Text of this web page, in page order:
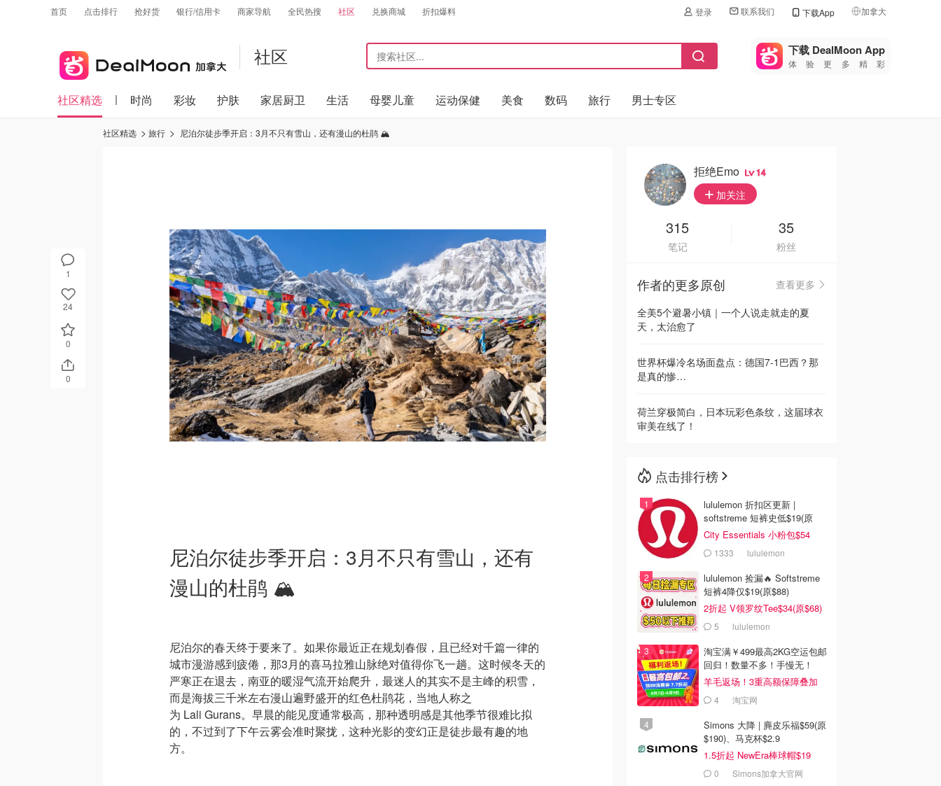
首页 点击排行 抢好货 银行/信用卡 商家导航 全民热搜 社区 兑换商城 折扣爆料 登录 联系我们 下载App 加拿大
🇺🇸
美国
🇨🇳中国
🇮🇹
🇦🇺
🇳🇿新西兰
社区 下载 DealMoon App
体验更多精彩
社区精选 时尚 彩妆 护肤 家居厨卫 生活 母婴儿童 运动保健 美食 数码 旅行 男士专区
1
24
0
0
社区精选 旅行 尼泊尔徒步季开启：3月不只有雪山，还有漫山的杜鹃 🏔️
尼泊尔徒步季开启：3月不只有雪山，还有
漫山的杜鹃 🏔️
尼泊尔的春天终于要来了。如果你最近正在规划春假，且已经对千篇一律的
城市漫游感到疲倦，那3月的喜马拉雅山脉绝对值得你飞一趟。这时候冬天的
严寒正在退去，南亚的暖湿气流开始爬升，最迷人的其实不是主峰的积雪，
而是海拔三千米左右漫山遍野盛开的红色杜鹃花，当地人称之
为 Lali Gurans。早晨的能见度通常极高，那种透明感是其他季节很难比拟
的，不过到了下午云雾会准时聚拢，这种光影的变幻正是徒步最有趣的地
方。
拒绝emo 14
加关注
315
笔记
35
粉丝
作者的更多原创
查看更多
全美5个避暑小镇｜一个人说走就走的夏
天，太治愈了
世界杯爆冷名场面盘点：德国7-1巴西？那
是真的惨…
荷兰穿极简白，日本玩彩色条纹，这届球衣
审美在线了！
点击排行榜
lululemon 折扣区更新 |
softstreme 短裤史低$19(原
$88)
City Essentials 小粉包$54
1333 lululemon
lululemon 捡漏🔥 Softstreme
短裤4降仅$19(原$88)
2折起 V领罗纹Tee$34(原$68)
5 lululemon
淘宝满￥499最高2KG空运包邮
回归！数量不多！手慢无！
羊毛返场！3重高额保障叠加
4 淘宝网
Simons 大降 | 麂皮乐福$59(原
$190)、马克杯$2.9
1.5折起 NewEra棒球帽$19
0 Simons加拿大官网